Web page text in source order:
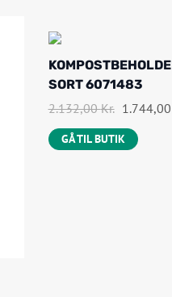
SORT 6071483
2.132,00Kr. D
E
N
1.744,00
GÅ TIL BUTIK